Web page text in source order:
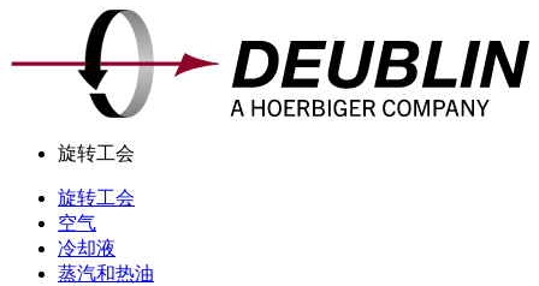
旋转工会
旋转工会
空气
冷却液
蒸汽和热油